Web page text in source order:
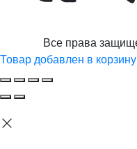
Все права
Товар добавлен в корзину